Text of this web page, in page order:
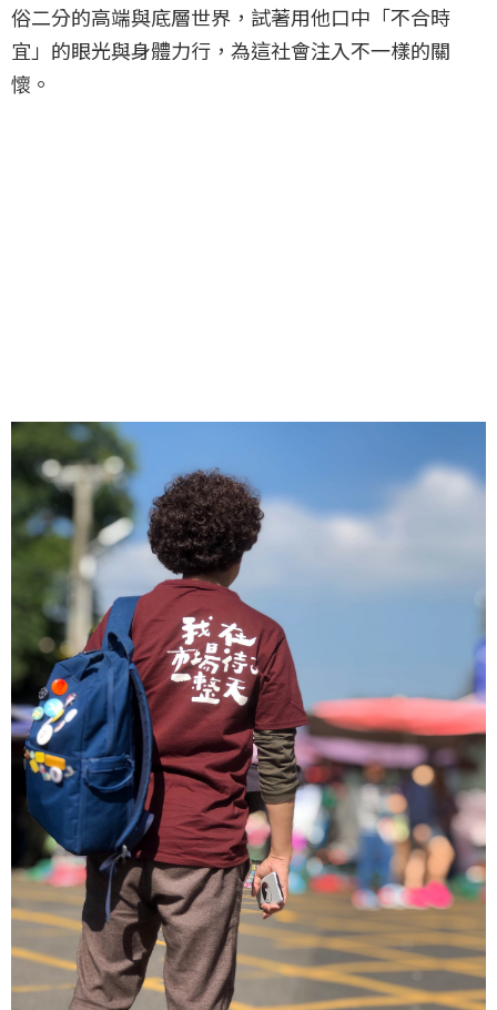
俗二分的高端與底層世界，試著用他口中「不合時
宜」的眼光與身體力行，為這社會注入不一樣的關
懷。